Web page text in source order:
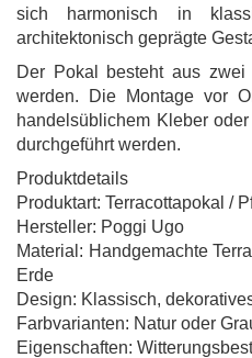
sich harmonisch in
architektonisch geprägte
Der Pokal besteht aus
werden. Die Montage vor
handelsüblichem Kleber
durchgeführt werden.
Produktdetails
Produktart: Terracottapokal /
Hersteller: Poggi Ugo
Material: Handgemachte
Erde
Design: Klassisch,
Farbvarianten: Natur oder
Eigenschaften: